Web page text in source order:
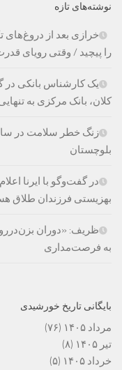
نوشته‌های تازه
خرازی بعد از
را پیچید / وقتی رویای
یک کارشناس بانکی در
کلان، بانک مرکزی به
زنگ خطر سلامت در
بلوچستان
بهزیستی فرزندان طلاق
ظریف: «دوران
به فرصت‌مداری
بایگانی تاریخ خورشیدی
مرداد ۱۴۰۵
(۷۶)
تیر ۱۴۰۵
(۸)
خرداد ۱۴۰۵
(۵)